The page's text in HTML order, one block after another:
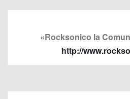
«Rocksonico la
http://